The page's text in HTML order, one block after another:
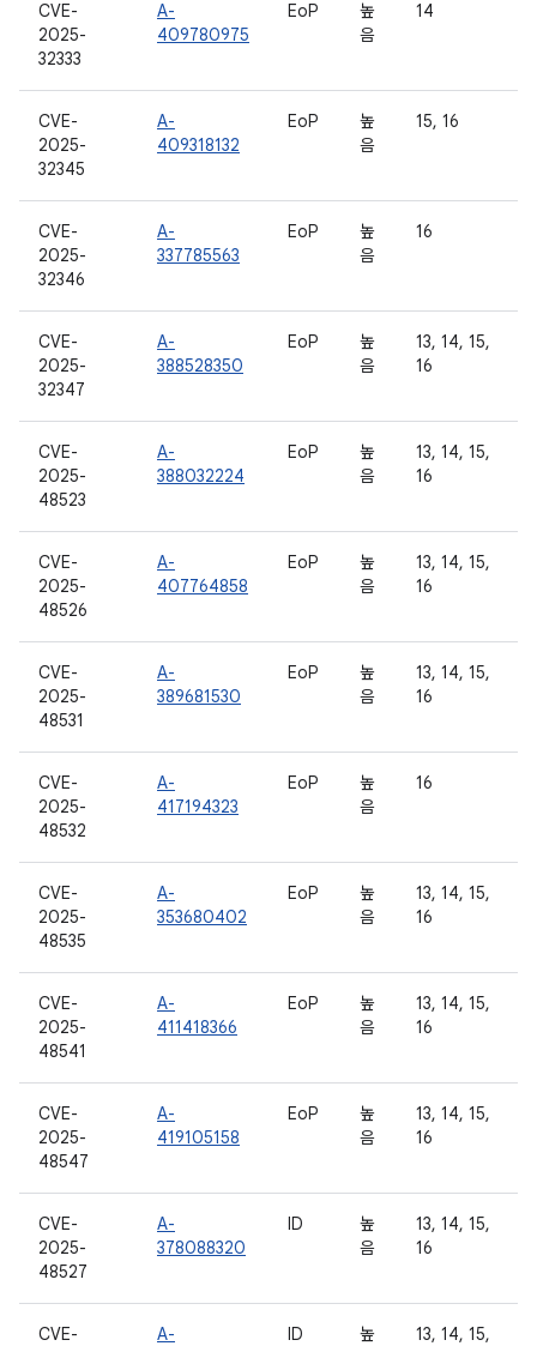
CVE-
2025-
32333
A-
409780975
EoP
높
음
14
CVE-
2025-
32345
A-
409318132
EoP
높
음
15, 16
CVE-
2025-
32346
A-
337785563
EoP
높
음
16
CVE-
2025-
32347
A-
388528350
EoP
높
음
13, 14, 15,
16
CVE-
2025-
48523
A-
388032224
EoP
높
음
13, 14, 15,
16
CVE-
2025-
48526
A-
407764858
EoP
높
음
13, 14, 15,
16
CVE-
2025-
48531
A-
389681530
EoP
높
음
13, 14, 15,
16
CVE-
2025-
48532
A-
417194323
EoP
높
음
16
CVE-
2025-
48535
A-
353680402
EoP
높
음
13, 14, 15,
16
CVE-
2025-
48541
A-
411418366
EoP
높
음
13, 14, 15,
16
CVE-
2025-
48547
A-
419105158
EoP
높
음
13, 14, 15,
16
CVE-
2025-
48527
A-
378088320
ID
높
음
13, 14, 15,
16
CVE-
A-
ID
높
13, 14, 15,